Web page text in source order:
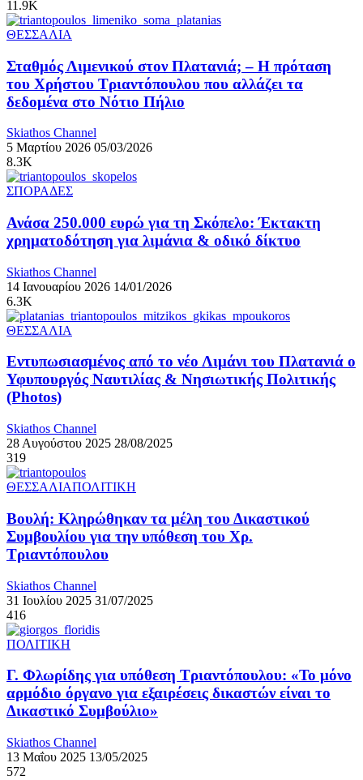
11.9K
ΘΕΣΣΑΛΙΑ
Σταθμός Λιμενικού στον Πλατανιά; – Η πρόταση
του Χρήστου Τριαντόπουλου που αλλάζει τα
δεδομένα στο Νότιο Πήλιο
Skiathos Channel
5 Μαρτίου 2026 05/03/2026
8.3K
ΣΠΟΡΑΔΕΣ
Ανάσα 250.000 ευρώ για τη Σκόπελο: Έκτακτη
χρηματοδότηση για λιμάνια & οδικό δίκτυο
Skiathos Channel
14 Ιανουαρίου 2026 14/01/2026
6.3K
ΘΕΣΣΑΛΙΑ
Εντυπωσιασμένος από το νέο Λιμάνι του Πλατανιά ο
Υφυπουργός Ναυτιλίας & Νησιωτικής Πολιτικής
(Photos)
Skiathos Channel
28 Αυγούστου 2025 28/08/2025
319
ΘΕΣΣΑΛΙΑΠΟΛΙΤΙΚΗ
Βουλή: Κληρώθηκαν τα μέλη του Δικαστικού
Συμβουλίου για την υπόθεση του Χρ.
Τριαντόπουλου
Skiathos Channel
31 Ιουλίου 2025 31/07/2025
416
ΠΟΛΙΤΙΚΗ
Γ. Φλωρίδης για υπόθεση Τριαντόπουλου: «Το μόνο
αρμόδιο όργανο για εξαιρέσεις δικαστών είναι το
Δικαστικό Συμβούλιο»
Skiathos Channel
13 Μαΐου 2025 13/05/2025
572